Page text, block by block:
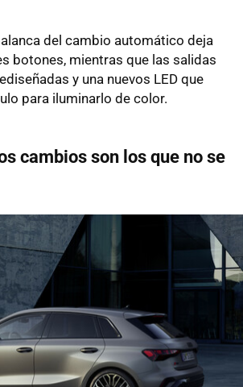
del cambio automático deja
botones, mientras que las salidas
y una nuevos LED que
para iluminarlo de color.
cambios son los que no se